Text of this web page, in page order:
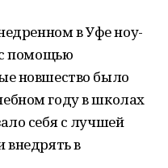
в Уфе ноу-
с помощью
новшество было
году в школах
себя с лучшей
внедрять в